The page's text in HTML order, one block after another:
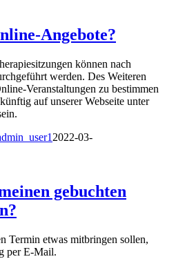
Angebote?
können nach
werden. Des Weiteren
Veranstaltungen zu bestimmen
auf unserer Webseite unter
2022-03-
gebuchten
Termin etwas mitbringen sollen,
per E-Mail.